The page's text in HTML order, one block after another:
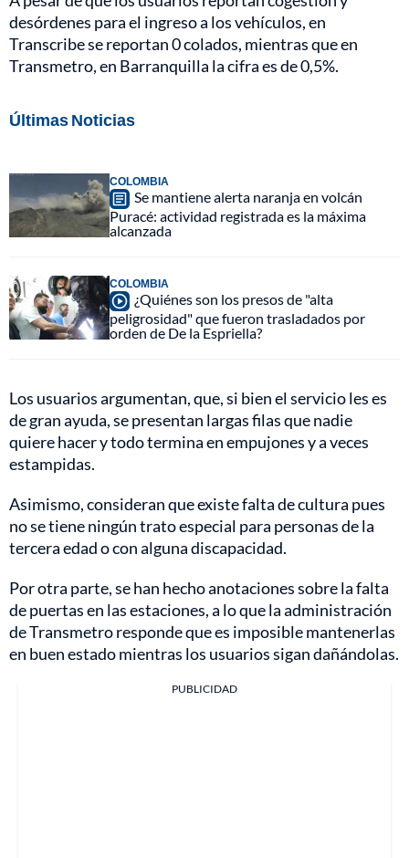
desórdenes para el ingreso a los vehículos, en
Transcribe se reportan 0 colados, mientras que en
Transmetro, en Barranquilla la cifra es de 0,5%.
Últimas Noticias
COLOMBIA
Se mantiene alerta naranja en volcán
Puracé: actividad registrada es la máxima
alcanzada
COLOMBIA
¿Quiénes son los presos de "alta
peligrosidad" que fueron trasladados por
orden de De la Espriella?
Los usuarios argumentan, que, si bien el servicio les es
de gran ayuda, se presentan largas filas que nadie
quiere hacer y todo termina en empujones y a veces
estampidas.
Asimismo, consideran que existe falta de cultura pues
no se tiene ningún trato especial para personas de la
tercera edad o con alguna discapacidad.
Por otra parte, se han hecho anotaciones sobre la falta
de puertas en las estaciones, a lo que la administración
de Transmetro responde que es imposible mantenerlas
en buen estado mientras los usuarios sigan dañándolas.
PUBLICIDAD